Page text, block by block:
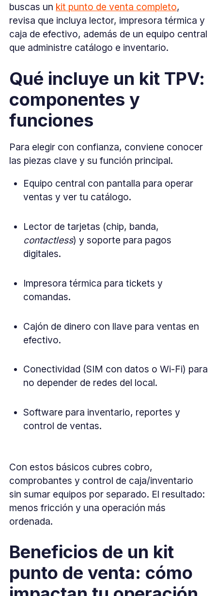
buscas un kit punto de venta completo,
revisa que incluya lector, impresora térmica y
caja de efectivo, además de un equipo central
que administre catálogo e inventario.
Qué incluye un kit TPV:
componentes y
funciones
Para elegir con confianza, conviene conocer
las piezas clave y su función principal.
Equipo central con pantalla para operar
ventas y ver tu catálogo.
Lector de tarjetas (chip, banda,
contactless) y soporte para pagos
digitales.
Impresora térmica para tickets y
comandas.
Cajón de dinero con llave para ventas en
efectivo.
Conectividad (SIM con datos o Wi-Fi) para
no depender de redes del local.
Software para inventario, reportes y
control de ventas.
Con estos básicos cubres cobro,
comprobantes y control de caja/inventario
sin sumar equipos por separado. El resultado:
menos fricción y una operación más
ordenada.
Beneficios de un kit
punto de venta: cómo